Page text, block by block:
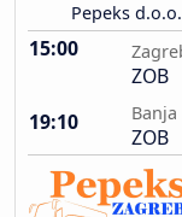
Pepeks d.o.o.
15:00
ZOB
19:10
ZOB